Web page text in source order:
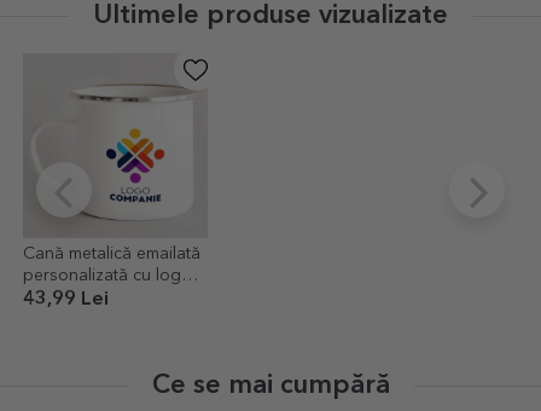
Ultimele produse vizualizate
Cană metalică emailată
personalizată cu logo
pe ambele părți
43,99 Lei
Ce se mai cumpără